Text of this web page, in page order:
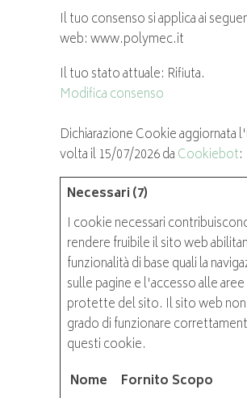
Il tuo consenso si applica ai
web: www.polymec.it
Il tuo stato attuale: Rifiuta.
Modifica consenso
Dichiarazione Cookie aggiornata
volta il 15/07/2026 daCookiebot:
Necessari (7)
I cookie necessari
rendere fruibile il sito web
funzionalità di base quali la
sulle pagine e l'accesso alle aree
protette del sito. Il sito web non
grado di funzionare
questi cookie.
Nome
FornitoreScopo